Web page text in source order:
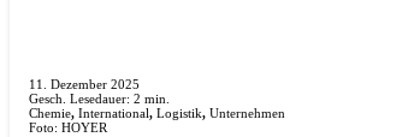
11. Dezember 2025
Gesch. Lesedauer: 2 min.
Chemie, International, Logistik, Unternehmen
Foto: HOYER